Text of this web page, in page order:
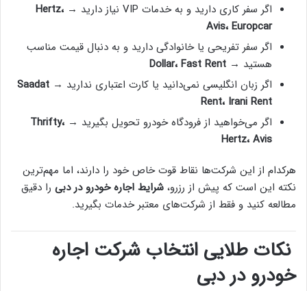
اگر سفر کاری دارید و به خدمات VIP نیاز دارید →
Hertz،
Avis، Europcar
اگر سفر تفریحی یا خانوادگی دارید و به دنبال قیمت مناسب
هستید → Dollar، Fast Rent
اگر زبان انگلیسی نمی‌دانید یا کارت اعتباری ندارید → Saadat
Rent، Irani Rent
اگر می‌خواهید از فرودگاه خودرو تحویل بگیرید → Thrifty،
Hertz، Avis
هرکدام از این شرکت‌ها نقاط قوت خاص خود را دارند، اما مهم‌ترین
نکته این است که پیش از رزرو، شرایط اجاره خودرو در دبی را دقیق
مطالعه کنید و فقط از شرکت‌های معتبر خدمات بگیرید.
نکات طلایی انتخاب شرکت اجاره
خودرو در دبی